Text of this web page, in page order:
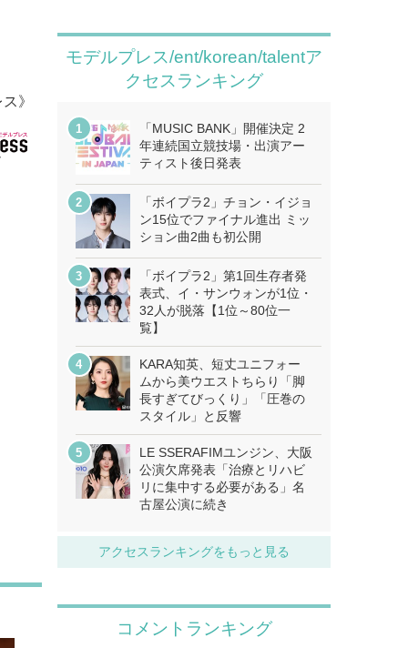
》
モデルプレス/ent/korean/talentア
クセスランキング
「MUSIC BANK」開催決定 2
年連続国立競技場・出演アー
ティスト後日発表
「ボイプラ2」チョン・イジョ
ン15位でファイナル進出 ミッ
ション曲2曲も初公開
「ボイプラ2」第1回生存者発
表式、イ・サンウォンが1位・
32人が脱落【1位～80位一
覧】
KARA知英、短丈ユニフォー
ムから美ウエストちらり「脚
長すぎてびっくり」「圧巻の
スタイル」と反響
LE SSERAFIMユンジン、大阪
公演欠席発表「治療とリハビ
リに集中する必要がある」名
古屋公演に続き
アクセスランキングをもっと見る